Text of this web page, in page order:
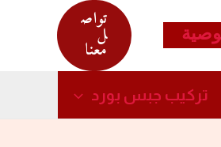
تواص
ل
معنا
تركيب جبس بورد​